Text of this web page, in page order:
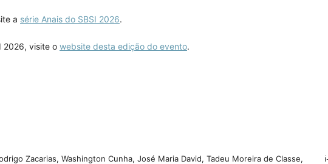
a série Anais do SBSI 2026.
2026, visite o website desta edição do evento.
Zacarias, Washington Cunha, José Maria David, Tadeu Moreira de Classe,